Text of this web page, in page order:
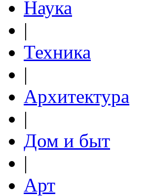
Наука
|
Техника
|
Архитектура
|
Дом и быт
|
Арт